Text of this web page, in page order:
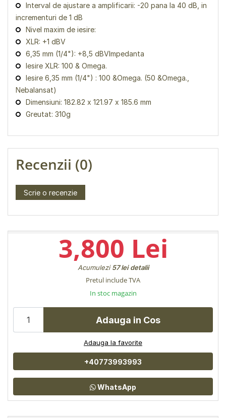
Interval de ajustare a amplificarii: -20 pana la 40 dB, in
incrementuri de 1 dB
Nivel maxim de iesire:
XLR: +1 dBV
6,35 mm (1/4"): +8,5 dBVImpedanta
Iesire XLR: 100 & Omega.
Iesire 6,35 mm (1/4") : 100 &Omega. (50 &Omega.,
Nebalansat)
Dimensiuni: 182.82 x 121.97 x 185.6 mm
Greutat: 310g
Recenzii (0)
Scrie o recenzie
3,800 Lei
Acumulezi57 lei detalii
Pretul include TVA
In stoc magazin
Adauga in Cos
Adauga la favorite
+40773993993
WhatsApp